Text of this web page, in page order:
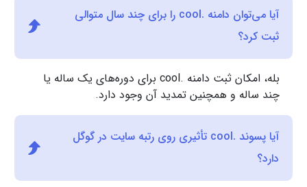
آیا می‌توان دامنه .cool را برای چند سال متوالی
ثبت کرد؟
بله، امکان ثبت دامنه .cool برای دوره‌های یک ساله یا
چند ساله و همچنین تمدید آن وجود دارد.
آیا پسوند .cool تأثیری روی رتبه سایت در گوگل
دارد؟